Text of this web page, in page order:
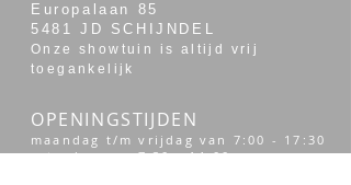
Europalaan 85
5481 JD SCHIJNDEL
Onze showtuin is altijd vrij
toegankelijk
OPENINGSTIJDEN
maandag t/m vrijdag van 7:00 - 17:30
zaterdag van 7:30 - 14:00